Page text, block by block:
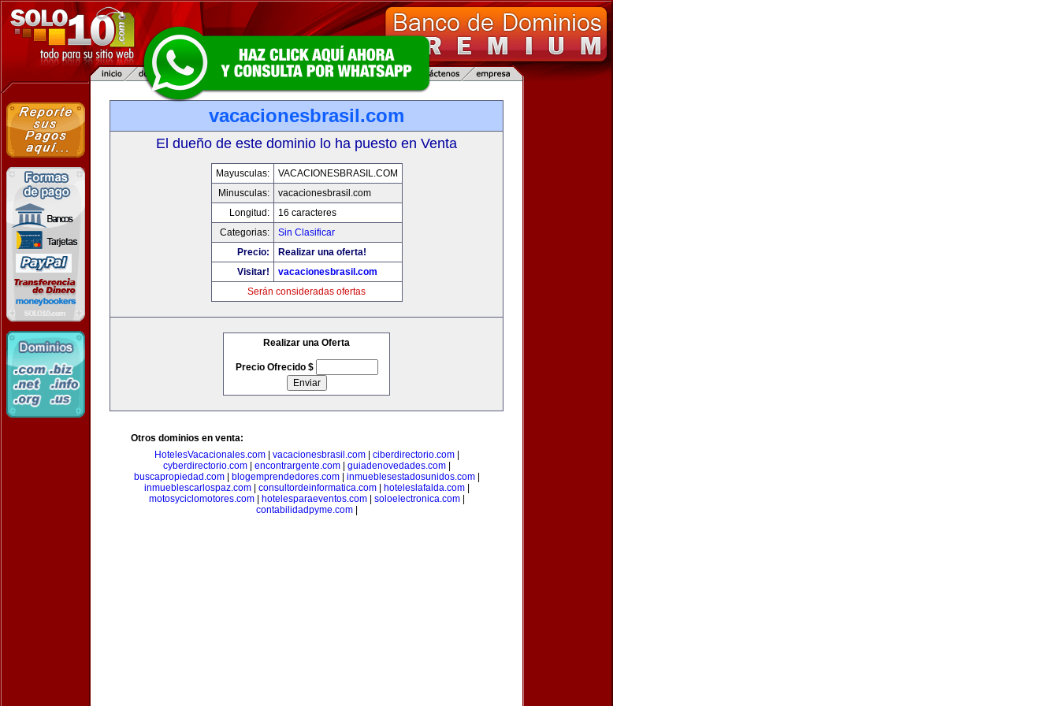
vacacionesbrasil.com
El dueño de este dominio lo ha puesto en Venta
Mayusculas:
VACACIONESBRASIL.COM
Minusculas:
vacacionesbrasil.com
Longitud:
16 caracteres
Categorias:
Sin Clasificar
Precio:
Realizar una oferta!
Visitar!
vacacionesbrasil.com
Serán consideradas ofertas
Realizar una Oferta
Precio Ofrecido $
Otros dominios en venta:
HotelesVacacionales.com| vacacionesbrasil.com| ciberdirectorio.com|
cyberdirectorio.com| encontrargente.com| guiadenovedades.com|
buscapropiedad.com| blogemprendedores.com| inmueblesestadosunidos.com|
inmueblescarlospaz.com| consultordeinformatica.com| hoteleslafalda.com|
motosyciclomotores.com| hotelesparaeventos.com| soloelectronica.com|
contabilidadpyme.com|